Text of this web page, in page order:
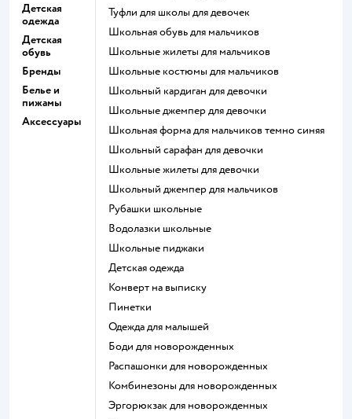
Детская
одежда
Детская
обувь
Бренды
Белье и
пижамы
Аксессуары
Туфли для школы для девочек
Школьная обувь для мальчиков
Школьные жилеты для мальчиков
Школьные костюмы для мальчиков
Школьный кардиган для девочки
Школьные джемпер для девочки
Школьная форма для мальчиков темно синяя
Школьный сарафан для девочки
Школьные жилеты для девочки
Школьный джемпер для мальчиков
Рубашки школьные
Водолазки школьные
Школьные пиджаки
Детская одежда
Конверт на выписку
Пинетки
Одежда для малышей
Боди для новорожденных
Распашонки для новорожденных
Комбинезоны для новорожденных
Эргорюкзак для новорожденных